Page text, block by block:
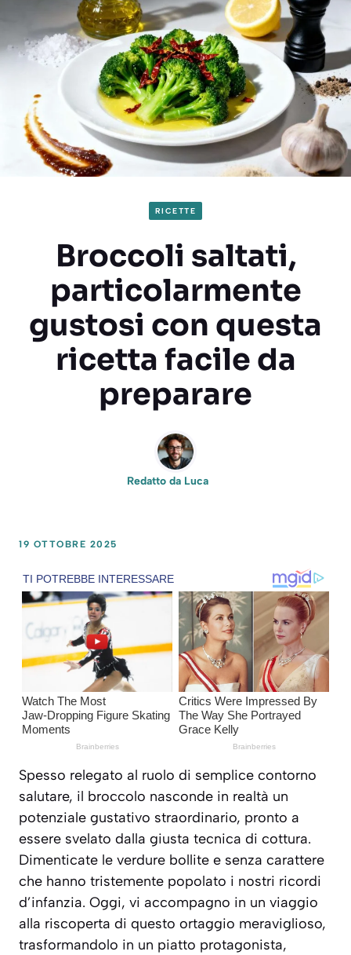
RICETTE
Broccoli saltati,
particolarmente
gustosi con questa
ricetta facile da
preparare
Redatto da Luca
19 OTTOBRE 2025
Spesso relegato al ruolo di semplice contorno
salutare, il broccolo nasconde in realtà un
potenziale gustativo straordinario, pronto a
essere svelato dalla giusta tecnica di cottura.
Dimenticate le verdure bollite e senza carattere
che hanno tristemente popolato i nostri ricordi
d’infanzia. Oggi, vi accompagno in un viaggio
alla riscoperta di questo ortaggio meraviglioso,
trasformandolo in un piatto protagonista,